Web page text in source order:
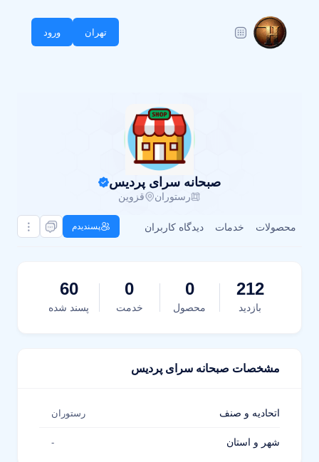
تهران ورود
صبحانه سرای پردیس
رستوران قزوین
محصولات خدمات دیدگاه کاربران پسندیدم
212
بازدید
0
محصول
0
خدمت
60
پسند شده
مشخصات صبحانه سرای پردیس
اتحادیه و صنف رستوران
شهر و استان -